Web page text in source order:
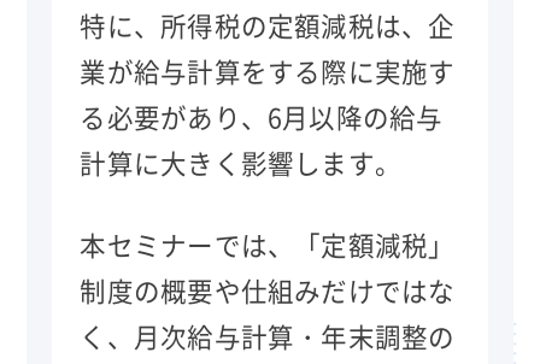
特に、所得税の定額減税は、企
業が給与計算をする際に実施す
る必要があり、6月以降の給与
計算に大きく影響します。
本セミナーでは、「定額減税」
制度の概要や仕組みだけではな
く、月次給与計算・年末調整の